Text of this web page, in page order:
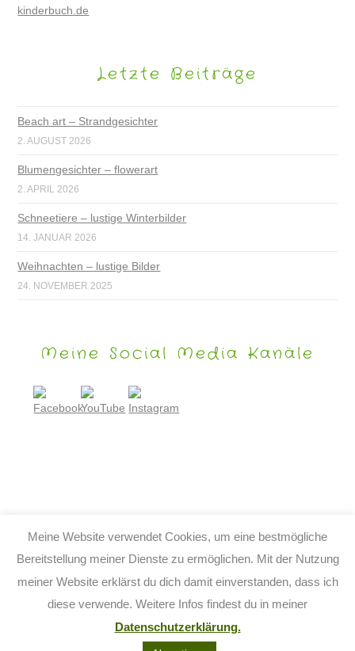
kinderbuch.de
Letzte Beiträge
Beach art – Strandgesichter
2. AUGUST 2026
Blumengesichter – flowerart
2. APRIL 2026
Schneetiere – lustige Winterbilder
14. JANUAR 2026
Weihnachten – lustige Bilder
24. NOVEMBER 2025
Meine Social Media Kanäle
Meine Website verwendet Cookies, um eine bestmögliche
Bereitstellung meiner Dienste zu ermöglichen. Mit der Nutzung
meiner Website erklärst du dich damit einverstanden, dass ich
diese verwende. Weitere Infos findest du in meiner
Datenschutzerklärung.